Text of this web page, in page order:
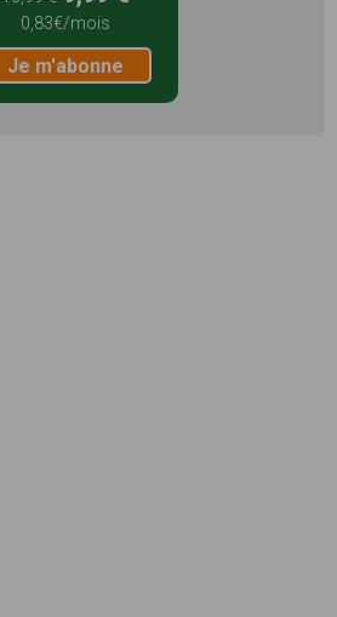
0,83€/mois
Je m'abonne